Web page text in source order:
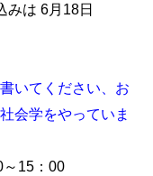
みは 6月18日
いてください、お
会学をやっていま
15：00